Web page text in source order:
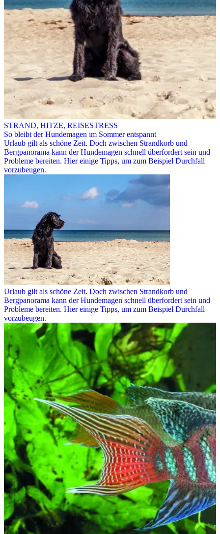
STRAND, HITZE, REISESTRESS
So bleibt der Hundemagen im Sommer entspannt
Urlaub gilt als schöne Zeit. Doch zwischen Strandkorb und
Bergpanorama kann der Hundemagen schnell überfordert sein und
Probleme bereiten. Hier einige Tipps, um zum Beispiel Durchfall
vorzubeugen.
Urlaub gilt als schöne Zeit. Doch zwischen Strandkorb und
Bergpanorama kann der Hundemagen schnell überfordert sein und
Probleme bereiten. Hier einige Tipps, um zum Beispiel Durchfall
vorzubeugen.